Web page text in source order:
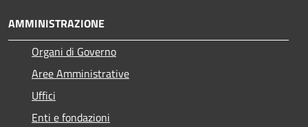
AMMINISTRAZIONE
Organi di Governo
Aree Amministrative
Uffici
Enti e fondazioni